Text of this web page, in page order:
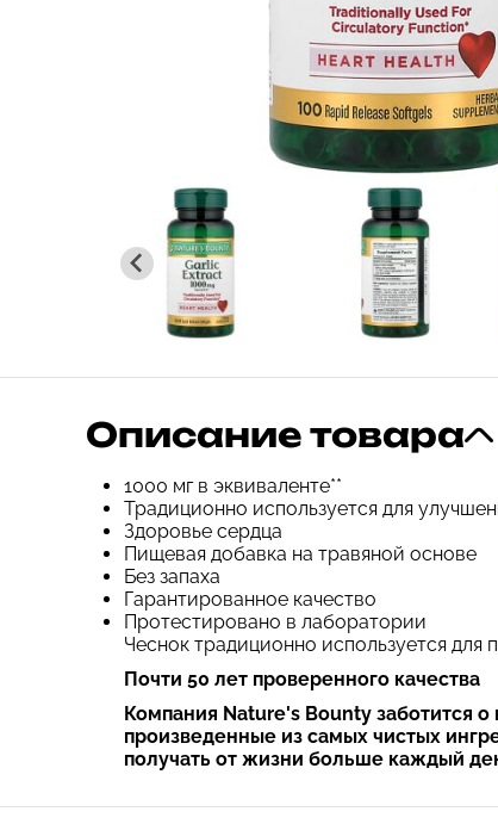
Описание товара
1000 мг в эквиваленте**
Традиционно используется для
Здоровье сердца
Пищевая добавка на травяной основе
Без запаха
Гарантированное качество
Протестировано в лаборатории
Чеснок традиционно используется
Почти 50 лет проверенного качества
Компания Nature's Bounty заботится
произведенные из самых чистых
получать от жизни больше каждый